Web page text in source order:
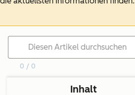
0 / 0
Inhalt